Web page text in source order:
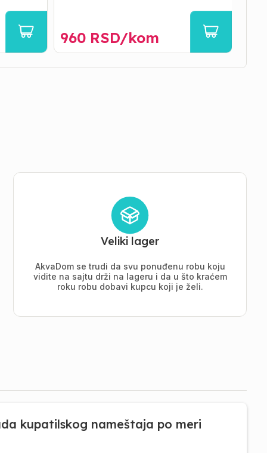
960 RSD/kom
Veliki lager
AkvaDom se trudi da svu ponuđenu robu koju
vidite na sajtu drži na lageru i da u što kraćem
roku robu dobavi kupcu koji je želi.
kupatilskog nameštaja po meri